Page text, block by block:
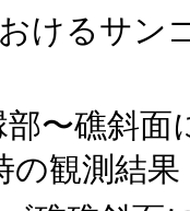
けるサン
〜礁斜
の観測結果